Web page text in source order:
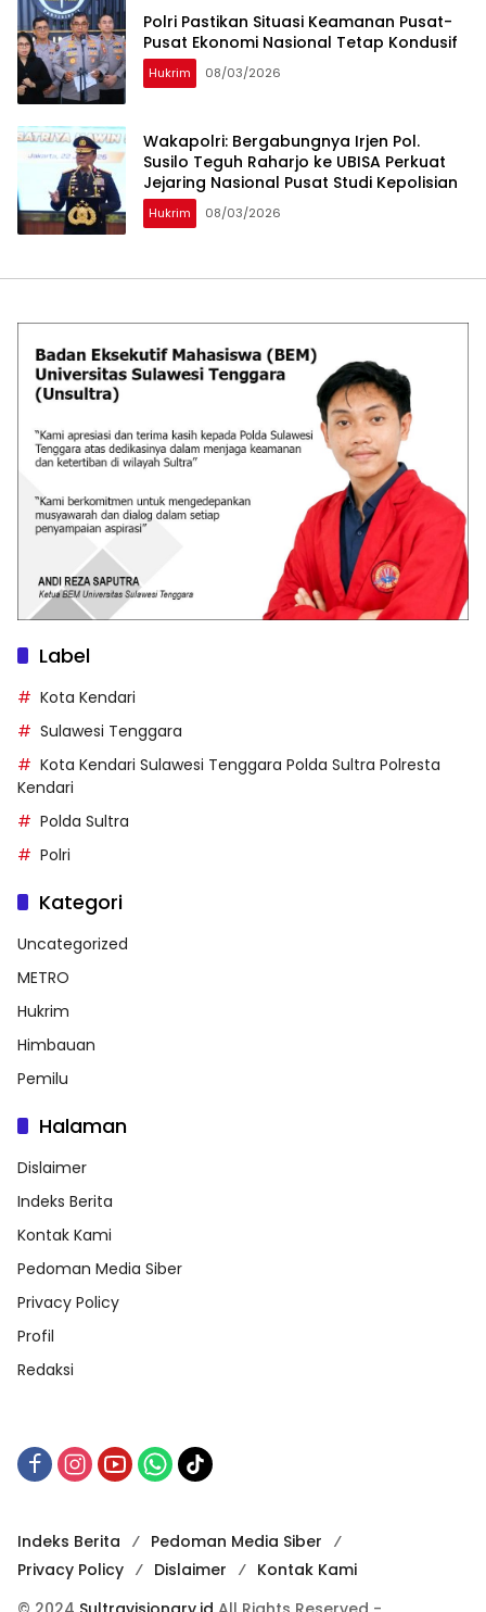
Polri Pastikan Situasi Keamanan Pusat-
Pusat Ekonomi Nasional Tetap Kondusif
Hukrim 08/03/2026
Wakapolri: Bergabungnya Irjen Pol.
Susilo Teguh Raharjo ke UBISA Perkuat
Jejaring Nasional Pusat Studi Kepolisian
Hukrim 08/03/2026
Label
Kota Kendari
Sulawesi Tenggara
Kota Kendari Sulawesi Tenggara Polda Sultra Polresta
Kendari
Polda Sultra
Polri
Kategori
Uncategorized
METRO
Hukrim
Himbauan
Pemilu
Halaman
Dislaimer
Indeks Berita
Kontak Kami
Pedoman Media Siber
Privacy Policy
Profil
Redaksi
Indeks Berita
Pedoman Media Siber
Privacy Policy
Dislaimer
Kontak Kami